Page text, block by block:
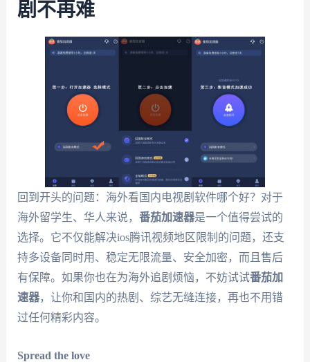
剧不再难
回到开头的问题：海外看国内电视剧软件哪个好？对于
海外留学生、华人来说， 番茄加速器是一个值得尝试的
选择。它不仅能解决ios腾讯视频地区限制的问题，还支
持多设备同时用、稳定无限流量、安全加密，而且售后
有保障。如果你也在为海外追剧烦恼，不妨试试番茄加
速器，让你和国内的热剧、综艺无缝连接，再也不用错
过任何精彩内容。
Spread the love